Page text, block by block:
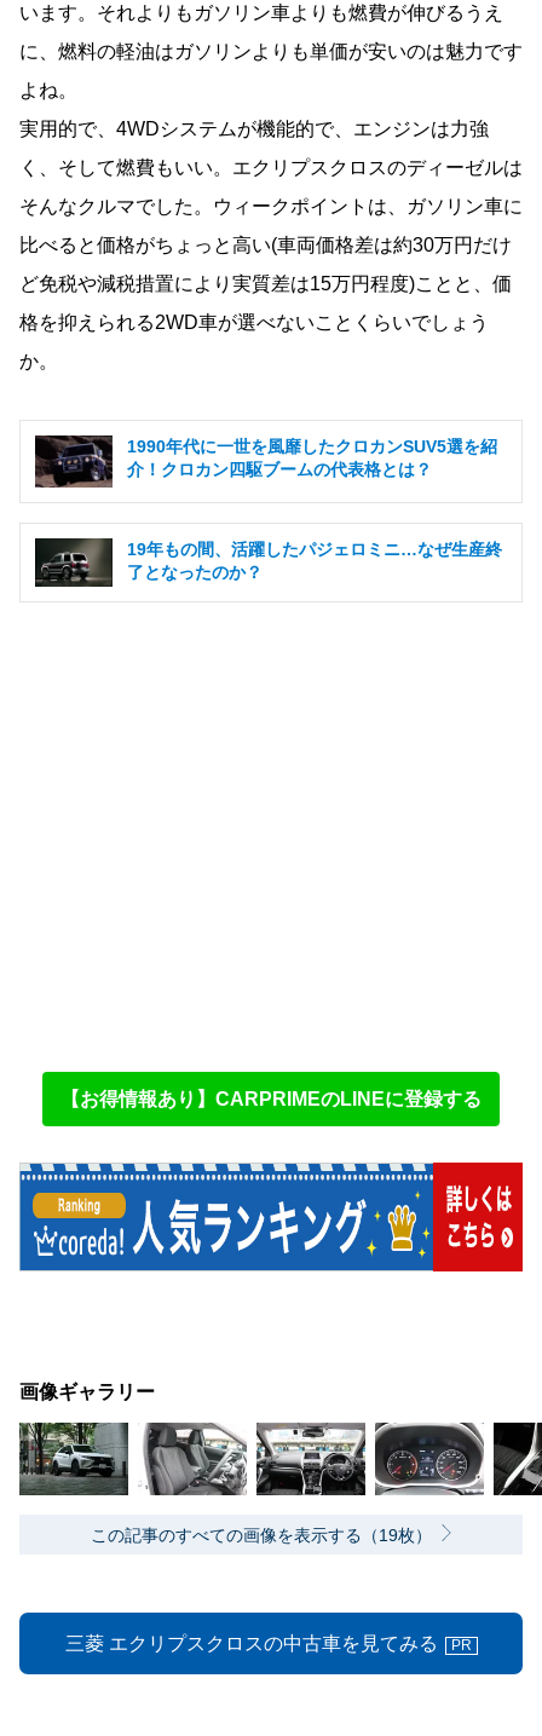
います。それよりもガソリン車よりも燃費が伸びるうえ
に、燃料の軽油はガソリンよりも単価が安いのは魅力です
よね。
実用的で、 4WDシステムが機能的で、エンジンは力強
く、そして燃費もいい。エクリプスクロスのディーゼルは
そんなクルマでした。ウィークポイントは、ガソリン車に
比べると価格がちょっと高い(車両価格差は約30万円だけ
ど免税や減税措置により実質差は15万円程度)ことと、価
格を抑えられる2WD車が選べないことくらいでしょう
か。
1990年代に一世を風靡したクロカンSUV5選を紹
介！クロカン四駆ブームの代表格とは？
19年もの間、活躍したパジェロミニ…なぜ生産終
了となったのか？
【お得情報あり】CARPRIMEのLINEに登録する
画像ギャラリー
この記事のすべての画像を表示する（19枚）
三菱 エクリプスクロスの中古車を見てみる PR